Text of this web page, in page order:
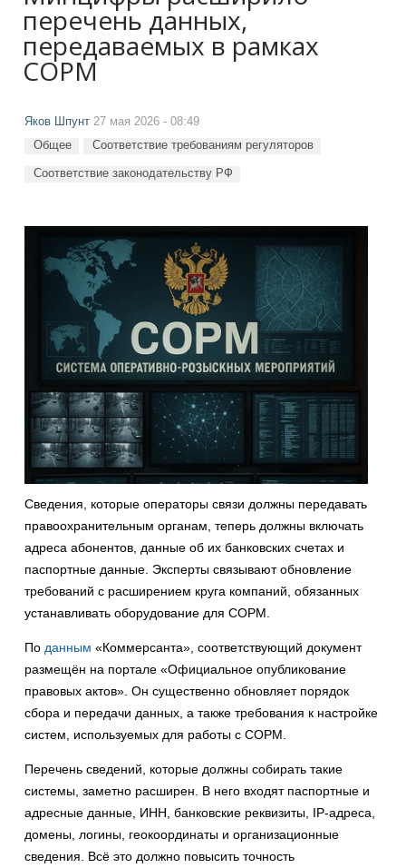
перечень данных,
передаваемых в рамках
СОРМ
Яков Шпунт 27 мая 2026 - 08:49
Общее Соответствие требованиям регуляторов
Соответствие законодательству РФ
Сведения, которые операторы связи должны передавать
правоохранительным органам, теперь должны включать
адреса абонентов, данные об их банковских счетах и
паспортные данные. Эксперты связывают обновление
требований с расширением круга компаний, обязанных
устанавливать оборудование для СОРМ.
По данным «Коммерсанта», соответствующий документ
размещён на портале «Официальное опубликование
правовых актов». Он существенно обновляет порядок
сбора и передачи данных, а также требования к настройке
систем, используемых для работы с СОРМ.
Перечень сведений, которые должны собирать такие
системы, заметно расширен. В него входят паспортные и
адресные данные, ИНН, банковские реквизиты, IP-адреса,
домены, логины, геокоординаты и организационные
сведения. Всё это должно повысить точность